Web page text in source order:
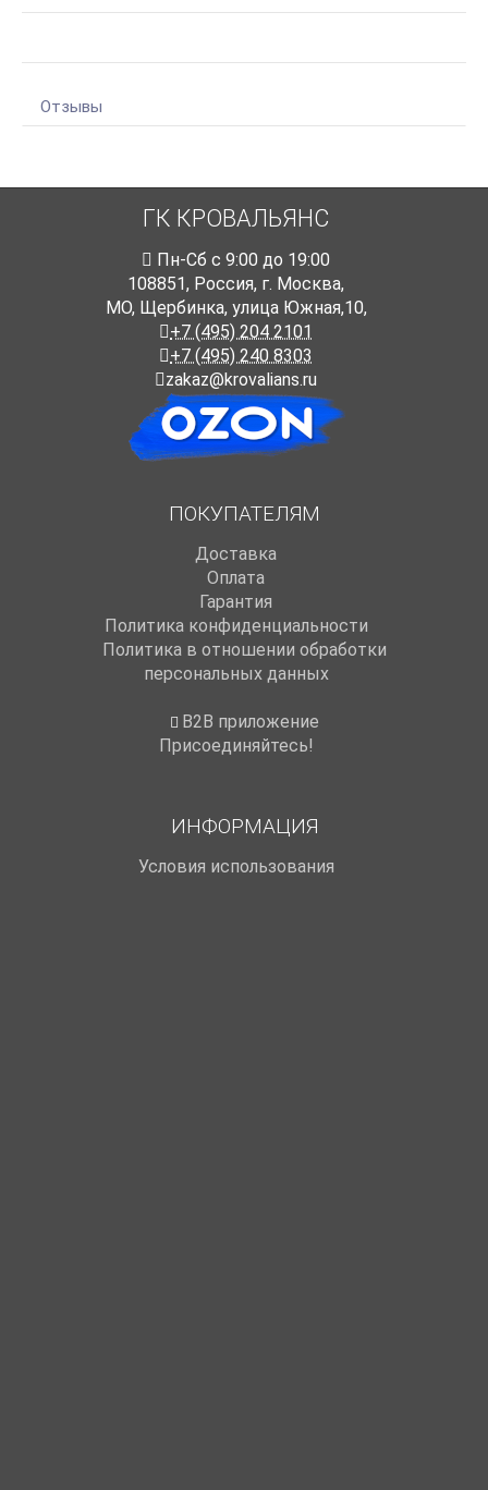
Отзывы
ГК КРОВАЛЬЯНС
Пн-Cб с 9:00 до 19:00
108851, Россия, г. Москва,
МО, Щербинка, улица Южная,10,
+7 (495) 204 2101
+7 (495) 240 8303
zakaz@krovalians.ru
ПОКУПАТЕЛЯМ
Доставка
Оплата
Гарантия
Политика конфиденциальности
Политика в отношении обработки
персональных данных
B2B приложение
Присоединяйтесь!
ИНФОРМАЦИЯ
Условия использования